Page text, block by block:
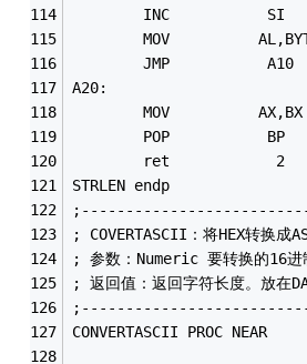
        INC           SI
MOV
        JMP           A10
A20:
        MOV          AX,BX
        POP           BP
        ret            2
STRLEN endp
; COVERTASCII：将HEX转换成
; 参数：Numeric 要转换的16进
; 返回值：返回字符长度。放在
CONVERTASCII PROC NEAR